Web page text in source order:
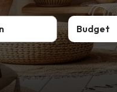
Budget